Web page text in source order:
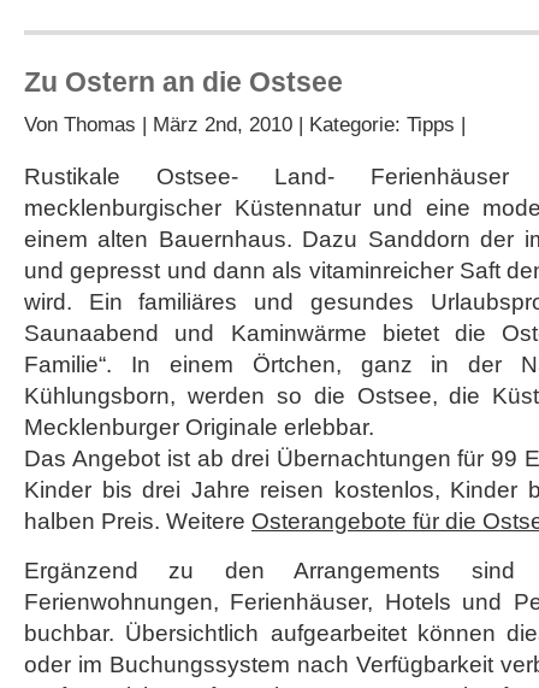
Zu Ostern an die Ostsee
Von Thomas | März 2nd, 2010 | Kategorie: Tipps |
Rustikale Ostsee- Land-
mecklenburgischer Küstennatur und eine
einem alten Bauernhaus. Dazu Sanddorn der
und gepresst und dann als vitaminreicher Saft
wird. Ein familiäres und gesundes
Saunaabend und Kaminwärme bietet die
Familie“. In einem Örtchen, ganz in der
Kühlungsborn, werden so die Ostsee, die
Mecklenburger Originale erlebbar.
Das Angebot ist ab drei Übernachtungen für 99
Kinder bis drei Jahre reisen kostenlos, Kinder
halben Preis. Weitere Osterangebote für die
Ergänzend zu den Arrangements
Ferienwohnungen, Ferienhäuser, Hotels und
buchbar. Übersichtlich aufgearbeitet können
oder im Buchungssystem nach Verfügbarkeit